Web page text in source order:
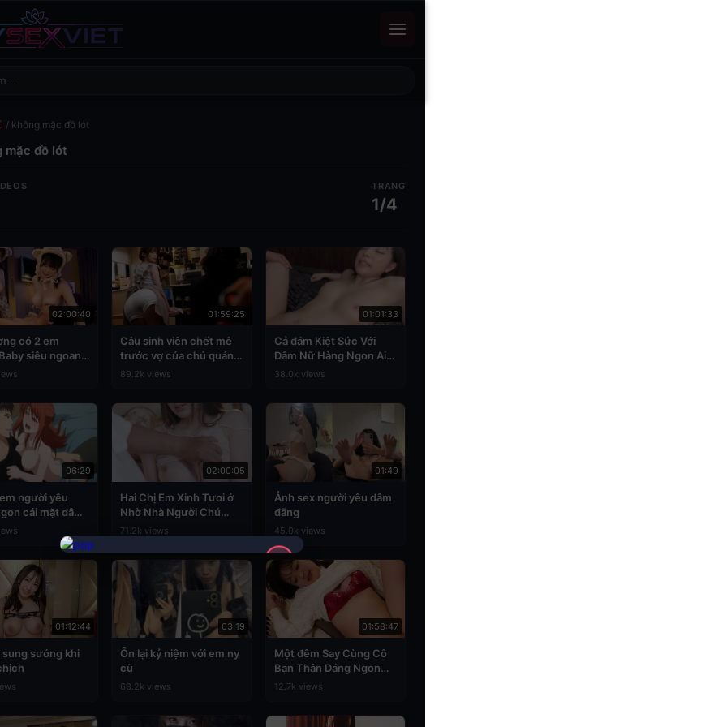
/ không mặc đồ lót
mặc đồ lót
TRANG
1/4
02:00:40
có 2 em
siêu ngoan
chiều chuộng
01:59:25
Cậu sinh viên chết mê
trước vợ của chủ quán
cafe cậu thường ghé
89.2k views
01:01:33
Cả đám Kiệt Sức Với
Dâm Nữ Hàng Ngon Ai
Uehara
38.0k views
06:29
người yêu
cái mặt dâm
02:00:05
Hai Chị Em Xinh Tươi ở
Nhờ Nhà Người Chú
Biến Thái
71.2k views
01:49
Ảnh sex người yêu dâm
đãng
45.0k views
01:12:44
sung sướng khi
03:19
Ôn lại kỷ niệm với em ny
cũ
68.2k views
01:58:47
Một đêm Say Cùng Cô
Bạn Thân Dáng Ngon
Dâm Dục
12.7k views
✕